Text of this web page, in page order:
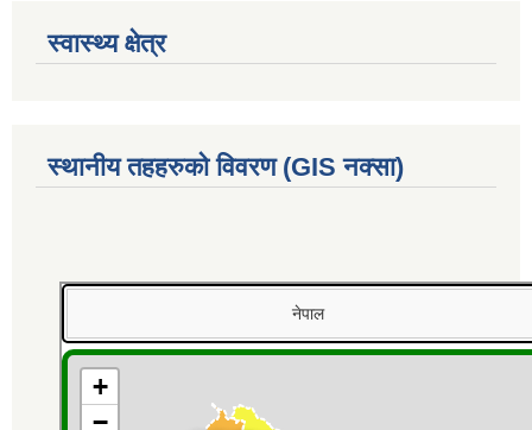
स्वास्थ्य क्षेत्र
स्थानीय तहहरुको विवरण (GIS नक्सा)